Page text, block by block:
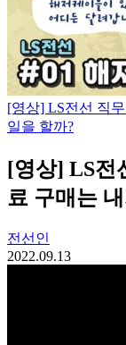
[영상] LS전선 직
일을 할까?
[영상] LS전
료 구매는
전선인
2022.09.13